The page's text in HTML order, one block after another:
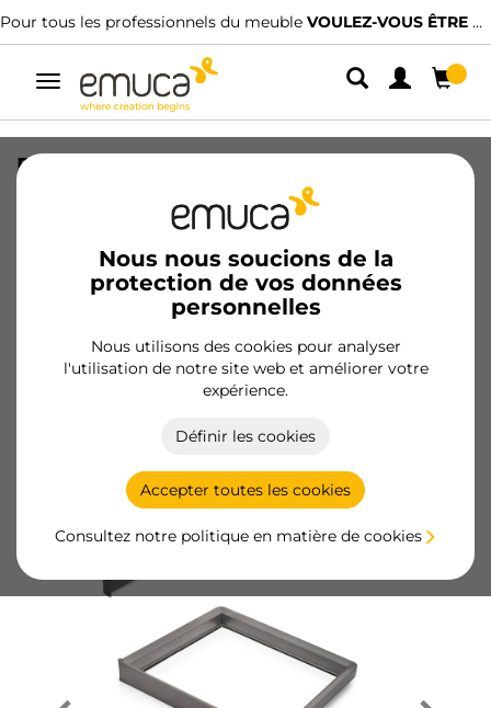
Pour tous les professionnels du meuble VOULEZ-VOUS ÊTRE CLIENT ?
Alterner
navigation
Nous nous soucions de la
protection de vos données
personnelles
Nous utilisons des cookies pour analyser
l'utilisation de notre site web et améliorer votre
expérience.
Définir les cookies
Accepter toutes les cookies
Consultez notre politique en matière de cookies
Rack avec glissières à extension totale
et à fermeture douce pour accessoires
d'armoire Quartz, 562-588mm,
Aluminium et plastique, Titane
7135052 /EAN 8432393337456
Produits essentiels
Devenir client